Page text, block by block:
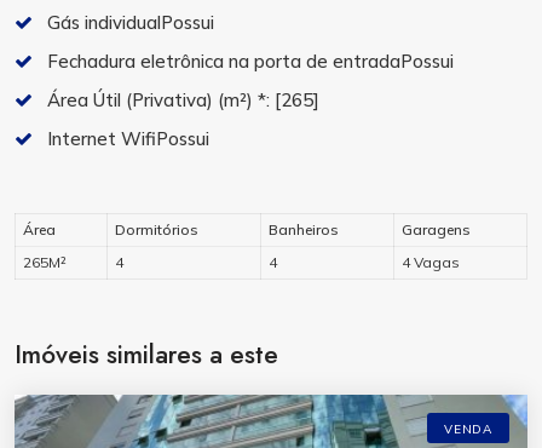
Gás individualPossui
Fechadura eletrônica na porta de entradaPossui
Área Útil (Privativa) (m²) *: [265]
Internet WifiPossui
Área Dormitórios Banheiros
Garagens
265M²
4 4 4 Vagas
Imóveis similares a este
VENDA